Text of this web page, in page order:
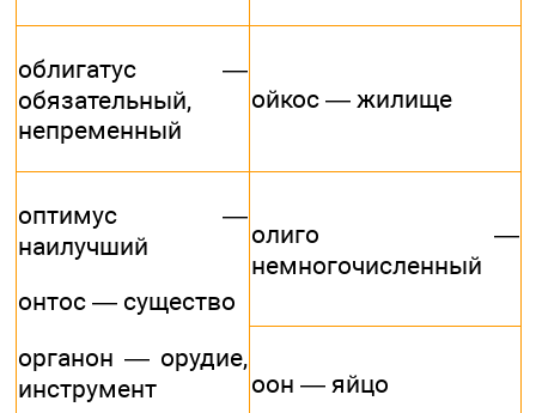
облигатус —
обязательный,
непременный
ойкос — жилище
оптимус —
наилучший
онтос — существо
органон — орудие,
инструмент
олиго —
немногочисленный
оон — яйцо